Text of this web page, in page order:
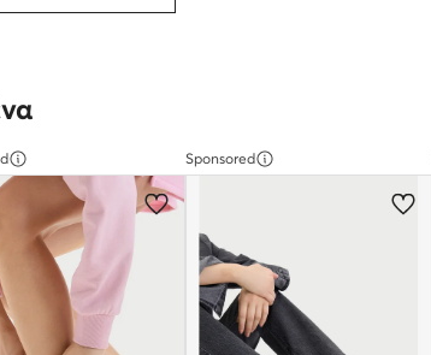
Sponsored